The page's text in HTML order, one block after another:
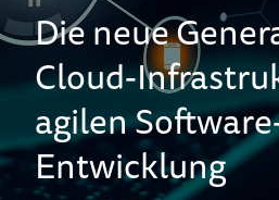
Die neue
Cloud-
agilen
Entwicklung